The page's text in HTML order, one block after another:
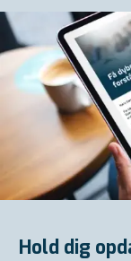
Hold dig